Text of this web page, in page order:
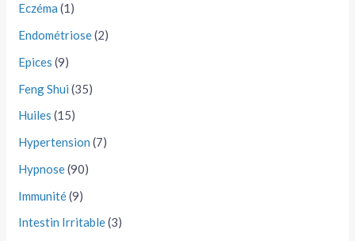
Eczéma (1)
Endométriose(2)
Epices (9)
Feng Shui (35)
Huiles (15)
Hypertension (7)
Hypnose(90)
Immunité(9)
Intestin Irritable(3)